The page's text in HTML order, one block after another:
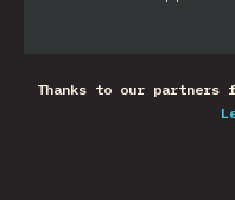
Thanks to our partners